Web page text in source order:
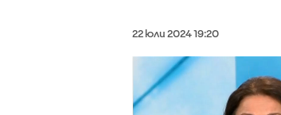
22 юли 2024 19:20